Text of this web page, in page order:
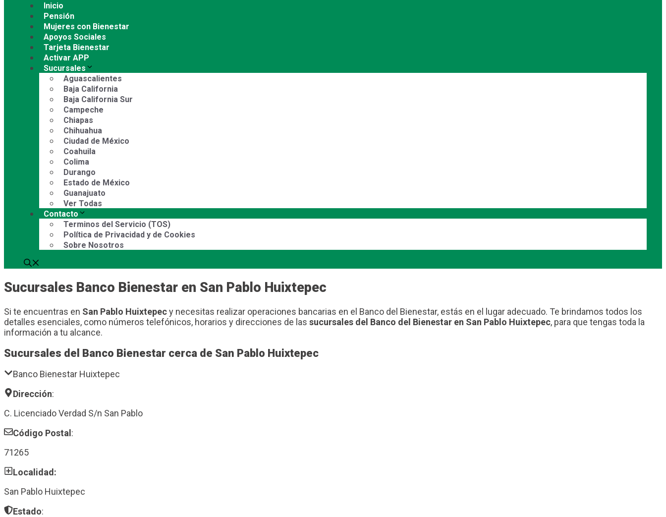
Inicio
Pensión
Mujeres con Bienestar
Apoyos Sociales
Tarjeta Bienestar
Activar APP
Sucursales
Aguascalientes
Baja California
Baja California Sur
Campeche
Chiapas
Chihuahua
Ciudad de México
Coahuila
Colima
Durango
Estado de México
Guanajuato
Ver Todas
Contacto
Terminos del Servicio (TOS)
Política de Privacidad y de Cookies
Sobre Nosotros
Sucursales Banco Bienestar en San Pablo Huixtepec
Si te encuentras en San Pablo Huixtepecy necesitas realizar operaciones bancarias en el Banco del Bienestar, estás en el lugar adecuado. Te brindamos todos los
detalles esenciales, como números telefónicos, horarios y direcciones de las sucursales del Banco del Bienestar en San Pablo Huixtepec, para que tengas toda la
información a tu alcance.
Sucursales del Banco Bienestar cerca de San Pablo Huixtepec
Banco Bienestar Huixtepec
Dirección:
C. Licenciado Verdad S/n San Pablo
Código Postal :
71265
Localidad:
San Pablo Huixtepec
Estado: